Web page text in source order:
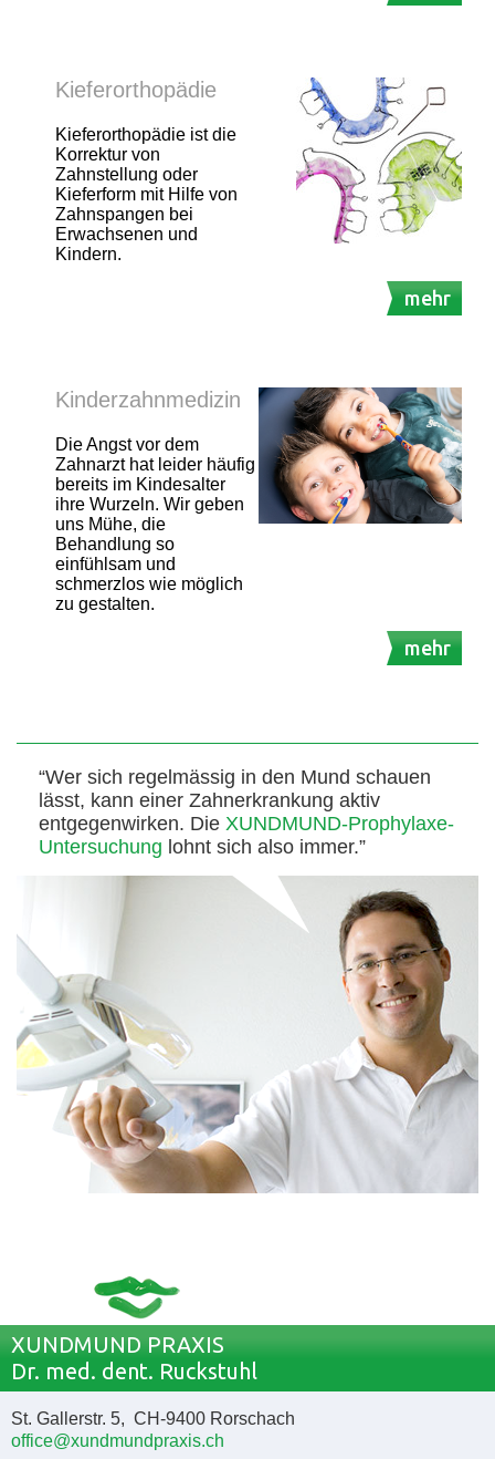
Kieferorthopädie
Kieferorthopädie ist die
Korrektur von
Zahnstellung oder
Kieferform mit Hilfe von
Zahnspangen bei
Erwachsenen und
Kindern.
mehr
Kinderzahnmedizin
Die Angst vor dem
Zahnarzt hat leider häufig
bereits im Kindesalter
ihre Wurzeln. Wir geben
uns Mühe, die
Behandlung so
einfühlsam und
schmerzlos wie möglich
zu gestalten.
mehr
“Wer sich regelmässig in den Mund schauen
lässt, kann einer Zahnerkrankung aktiv
entgegenwirken. Die XUNDMUND-Prophylaxe-
Untersuchung lohnt sich also immer.”
XUNDMUND PRAXIS
Dr. med. dent. Ruckstuhl
St. Gallerstr. 5, CH-9400 Rorschach
office@xundmundpraxis.ch